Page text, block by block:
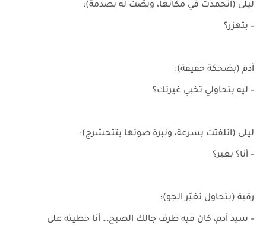
ليلى (اتجمدت في مكانها، وبصّت له بصدمة):
– بتهزر؟
آدم (بضحكة خفيفة):
– ليه بتحاولي تخبي غيرتك؟
ليلى (اتلفتت بسرعة، ونبرة صوتها بتتحشرج):
– أنا؟ بغير؟
رقية (بتحاول تغيّر الجو):
– سيد آدم، كان فيه ظرف جالك الصبح… أنا حطيته على